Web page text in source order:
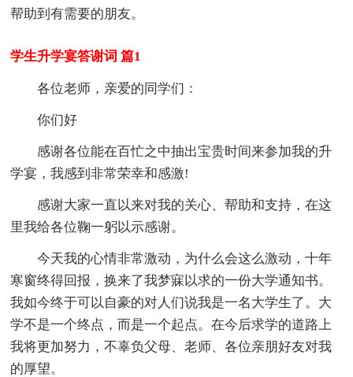
帮助到有需要的朋友。
学生升学宴答谢词 篇1
各位老师，亲爱的同学们：
你们好
感谢各位能在百忙之中抽出宝贵时间来参加我的升
学宴，我感到非常荣幸和感激!
感谢大家一直以来对我的关心、帮助和支持，在这
里我给各位鞠一躬以示感谢。
今天我的心情非常激动，为什么会这么激动，十年
寒窗终得回报，换来了我梦寐以求的一份大学通知书。
我如今终于可以自豪的对人们说我是一名大学生了。大
学不是一个终点，而是一个起点。在今后求学的道路上
我将更加努力，不辜负父母、老师、各位亲朋好友对我
的厚望。